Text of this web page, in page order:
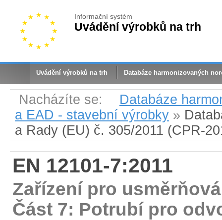
Informační systém
Uvádění výrobků na trh
Uvádění výrobků na trh Databáze harmonizovaných
Nacházíte se:
Databáze
a EAD - stavební výrobky »
a Rady (EU) č. 305/2011 (CPR-
EN 12101-7:2011
Zařízení pro
Část 7: Potrubí pro